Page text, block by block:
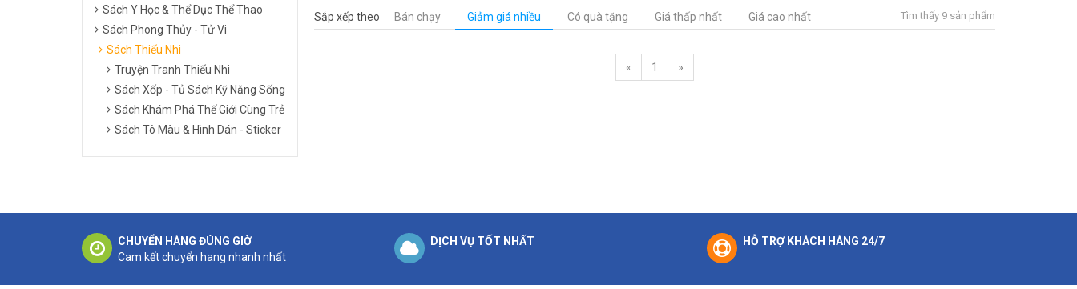
Sách Y Học & Thể Dục Thể Thao
Sách Phong Thủy - Tử Vi
Sách Thiếu Nhi
Truyện Tranh Thiếu Nhi
Sách Xốp - Tủ Sách Kỹ Năng Sống
Sách Khám Phá Thế Giới Cùng Trẻ
Sách Tô Màu & Hình Dán - Sticker
Sắp xếp theo Bán chạy Giảm giá nhiều Có quà tặng Giá thấp nhất Giá cao nhất Tìm thấy 9 sản phẩm
« 1 »
CHUYỂN HÀNG ĐÚNG GIỜ
Cam kết chuyển hang nhanh nhất
DỊCH VỤ TỐT NHẤT HỖ TRỢ KHÁCH HÀNG 24/7